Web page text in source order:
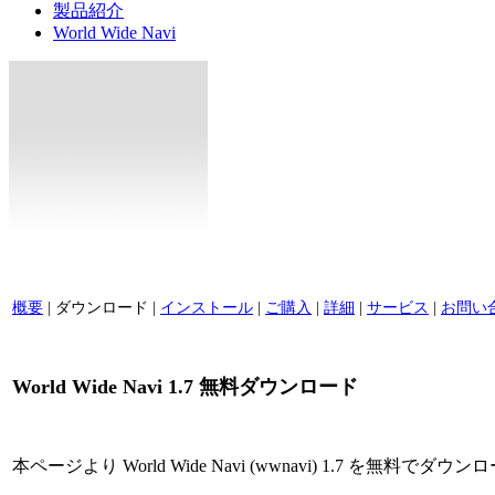
製品紹介
World Wide Navi
概要 | ダウンロード | インストール ご購入 詳細 サービス お問い
World Wide Navi 1.7 無料ダウンロード
本ページより World Wide Navi (wwnavi) 1.7 を無料でダウンロ